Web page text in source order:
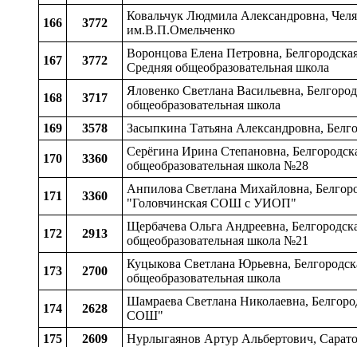
166 3772
Ковальчук Людмила Александровна,
им.В.П.Омельченко
167 3772
Воронцова Елена Петровна,
Средняя общеобразовательная школа
168 3717
Яловенко Светлана Васильевна,
общеобразовательная школа
169
3578 Засыпкина Татьяна Александровна,
170 3360
Серёгина Ирина Степановна,
общеобразовательная школа №28
171 3360
Анпилова Светлана Михайловна,
"Головчинская СОШ с УИОП"
172 2913
Щербачева Ольга Андреевна,
общеобразовательная школа №21
173 2700
Куцыкова Светлана Юрьевна,
общеобразовательная школа
174 2628
Шамраева Светлана Николаевна,
СОШ"
175
2609
Нурлыгаянов Артур Альбертович,